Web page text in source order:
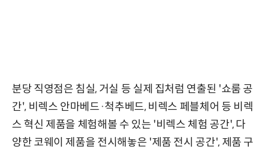
분당 직영점은 침실, 거실 등 실제 집처럼 연출된 '쇼룸 공
간', 비렉스 안마베드·척추베드, 비렉스 페블체어 등 비렉
스 혁신 제품을 체험해볼 수 있는 '비렉스 체험 공간', 다
양한 코웨이 제품을 전시해놓은 '제품 전시 공간', 제품 구